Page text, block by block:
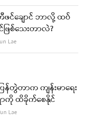
ဖင်ချောင် ဘာလို့ ထပ်
ဖြစ်သေးတာလဲ?
Lae
ြန်တွဲတာက ကျန်းမာရေး
ကို ထိခိုက်စေနိုင်
Lae